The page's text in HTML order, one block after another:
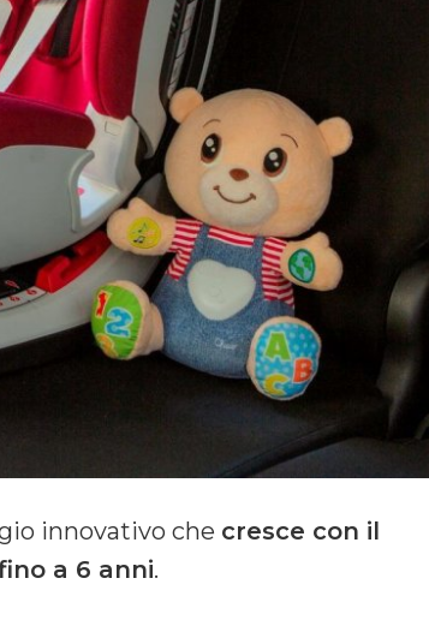
innovativo che cresce con il
a 6 anni.